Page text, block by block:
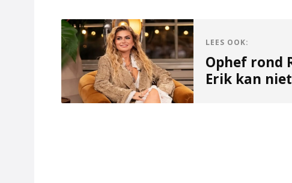
LEES OOK:
Ophef rond
Erik kan